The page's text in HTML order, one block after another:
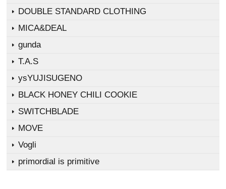
DOUBLE STANDARD CLOTHING
MICA&DEAL
gunda
T.A.S
ysYUJISUGENO
BLACK HONEY CHILI COOKIE
SWITCHBLADE
MOVE
Vogli
primordial is primitive